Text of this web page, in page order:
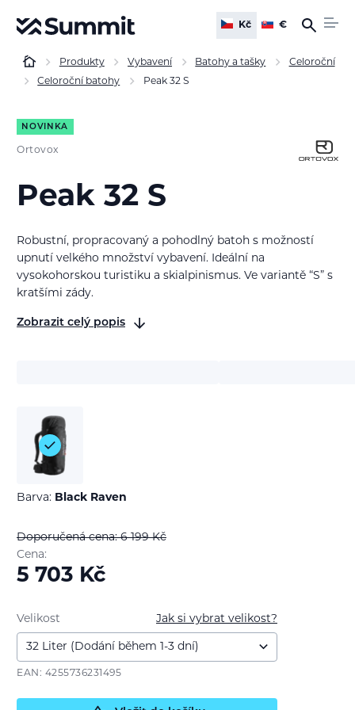
Kč €
Produkty Vybavení Batohy a tašky
Celoroční
Celoroční batohy
Peak 32 S
NOVINKA
Ortovox
Peak 32 S
Robustní, propracovaný a pohodlný batoh s možností
upnutí velkého množství vybavení. Ideální na
vysokohorskou turistiku a skialpinismus. Ve variantě “S” s
kratšími zády.
Zobrazit celý popis
Barva: Black Raven
Doporučená cena: 6 199Kč
Cena:
5 703 Kč
Jak si vybrat velikost?
Velikost
EAN: 4255736231495